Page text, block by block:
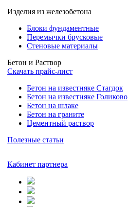
Изделия из железобетона
Блоки фундаментные
Перемычки брусковые
Стеновые материалы
Бетон и Раствор
Скачать прайс-лист
Бетон на известняке Стагдок
Бетон на известняке Голиково
Бетон на шлаке
Бетон на граните
Цементный раствор
Полезные статьи
Кабинет партнера